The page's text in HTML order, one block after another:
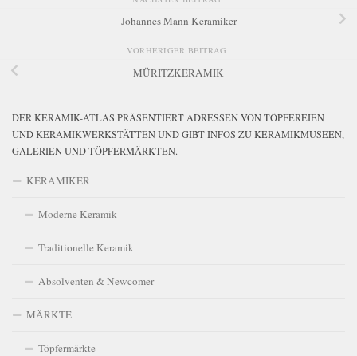
Johannes Mann Keramiker
VORHERIGER BEITRAG
MÜRITZKERAMIK
DER KERAMIK-ATLAS PRÄSENTIERT ADRESSEN VON TÖPFEREIEN
UND KERAMIKWERKSTÄTTEN UND GIBT INFOS ZU KERAMIKMUSEEN,
GALERIEN UND TÖPFERMÄRKTEN.
KERAMIKER
Moderne Keramik
Traditionelle Keramik
Absolventen & Newcomer
MÄRKTE
Töpfermärkte